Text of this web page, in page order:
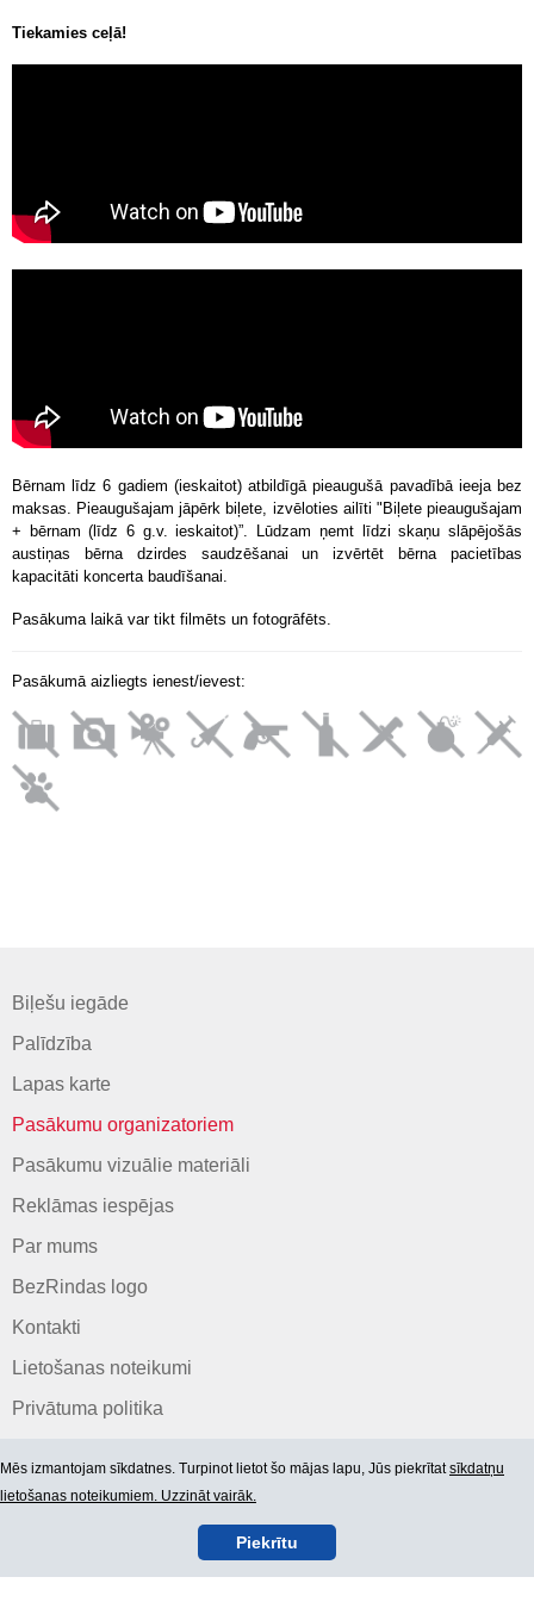
Tiekamies ceļā!
Bērnam līdz 6 gadiem (ieskaitot) atbildīgā pieaugušā pavadībā ieeja bez
maksas. Pieaugušajam jāpērk biļete, izvēloties ailīti "Biļete pieaugušajam
+ bērnam (līdz 6 g.v. ieskaitot)”. Lūdzam ņemt līdzi skaņu slāpējošās
austiņas bērna dzirdes saudzēšanai un izvērtēt bērna pacietības
kapacitāti koncerta baudīšanai.
Pasākuma laikā var tikt filmēts un fotogrāfēts.
Pasākumā aizliegts ienest/ievest:
Biļešu iegāde
Palīdzība
Lapas karte
Pasākumu organizatoriem
Pasākumu vizuālie materiāli
Reklāmas iespējas
Par mums
BezRindas logo
Kontakti
Lietošanas noteikumi
Privātuma politika
Mēs izmantojam sīkdatnes. Turpinot lietot šo mājas lapu, Jūs piekrītatsīkdatņu
lietošanas noteikumiem. Uzzināt vairāk.
Piekrītu